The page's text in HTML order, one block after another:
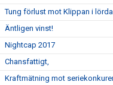
Tung förlust mot Klippan i
Äntligen vinst!
Nightcap 2017
Chansfattigt,
Kraftmätning mot